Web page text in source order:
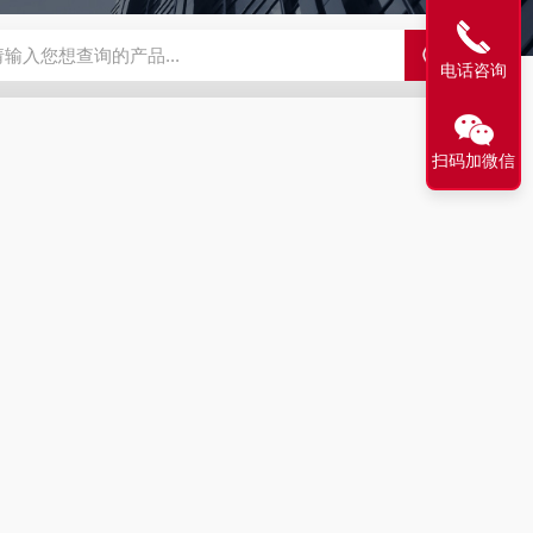
63721-83-5 SALK0012SolarFluor680抗体标记试剂盒 G1064
电话咨询
扫码加微信